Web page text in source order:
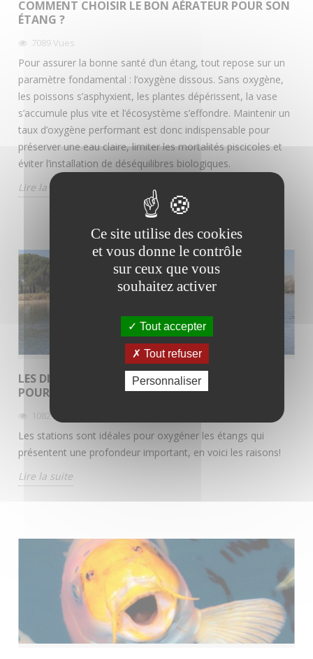
COMMENT CHOISIR LE BON AÉRATEUR POUR SON
ÉTANG ?
7089Vues
Pour assurer la bonne santé d’un étang, tout repose sur un
paramètre fondamental : l’oxygène dissous. Sans oxygène,
les poissons s’asphyxient, les plantes dépérissent, la vase
s’accumule plus vite et l’écosystème s’effondre. Maintenir un
taux d’oxygène performant est donc indispensable pour
préserver une eau claire, limiter les mortalités piscicoles et
éviter l’installation de déséquilibres biologiques.
Lire la suite
LES DIFFUSEURS ROBUST-AIRE, LA SOLUTION
POUR LES ÉTANGS PROFONDS!
1082Vues
Les stations sont idéales pour oxygéner les étangs qui
présentent une profondeur important, en voici les raisons!
Lire la suite
Ce site utilise des cookies
et vous donne le contrôle
sur ceux que vous
souhaitez activer
Tout accepter
Tout refuser
Personnaliser